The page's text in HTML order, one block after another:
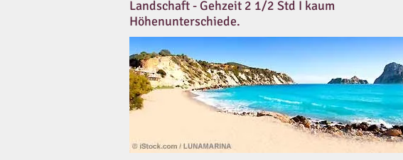
Landschaft - Gehzeit 2 1/2 Std I kaum
Höhenunterschiede.